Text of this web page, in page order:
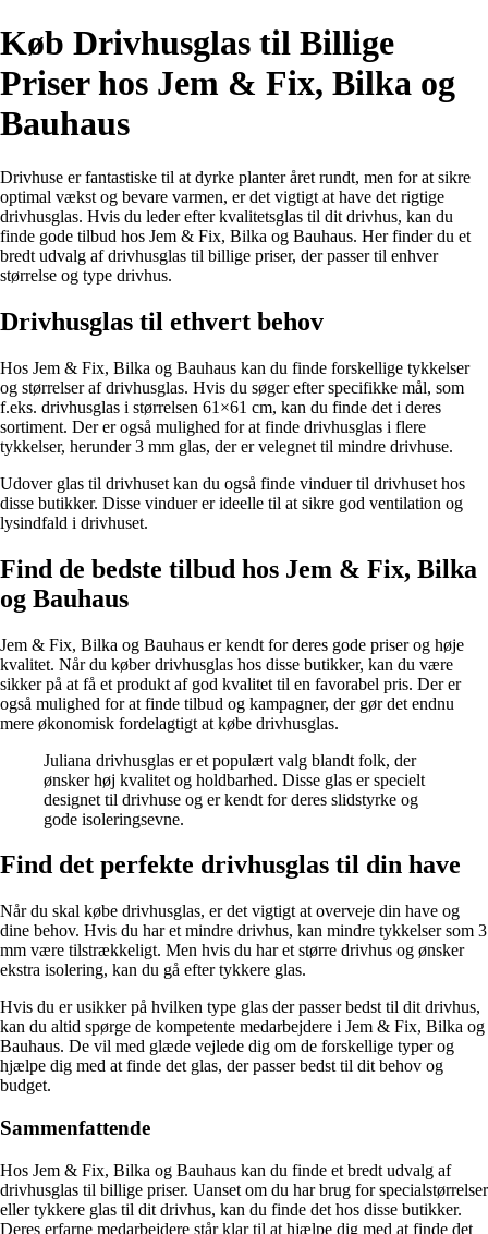
Køb Drivhusglas til Billige
Priser hos Jem & Fix, Bilka og
Bauhaus
Drivhuse er fantastiske til at dyrke planter året rundt, men for at sikre
optimal vækst og bevare varmen, er det vigtigt at have det rigtige
drivhusglas. Hvis du leder efter kvalitetsglas til dit drivhus, kan du
finde gode tilbud hos Jem & Fix, Bilka og Bauhaus. Her finder du et
bredt udvalg af drivhusglas til billige priser, der passer til enhver
størrelse og type drivhus.
Drivhusglas til ethvert behov
Hos Jem & Fix, Bilka og Bauhaus kan du finde forskellige tykkelser
og størrelser af drivhusglas. Hvis du søger efter specifikke mål, som
f.eks. drivhusglas i størrelsen 61×61 cm, kan du finde det i deres
sortiment. Der er også mulighed for at finde drivhusglas i flere
tykkelser, herunder 3 mm glas, der er velegnet til mindre drivhuse.
Udover glas til drivhuset kan du også finde vinduer til drivhuset hos
disse butikker. Disse vinduer er ideelle til at sikre god ventilation og
lysindfald i drivhuset.
Find de bedste tilbud hos Jem & Fix, Bilka
og Bauhaus
Jem & Fix, Bilka og Bauhaus er kendt for deres gode priser og høje
kvalitet. Når du køber drivhusglas hos disse butikker, kan du være
sikker på at få et produkt af god kvalitet til en favorabel pris. Der er
også mulighed for at finde tilbud og kampagner, der gør det endnu
mere økonomisk fordelagtigt at købe drivhusglas.
Juliana drivhusglas er et populært valg blandt folk, der
ønsker høj kvalitet og holdbarhed. Disse glas er specielt
designet til drivhuse og er kendt for deres slidstyrke og
gode isoleringsevne.
Find det perfekte drivhusglas til din have
Når du skal købe drivhusglas, er det vigtigt at overveje din have og
dine behov. Hvis du har et mindre drivhus, kan mindre tykkelser som 3
mm være tilstrækkeligt. Men hvis du har et større drivhus og ønsker
ekstra isolering, kan du gå efter tykkere glas.
Hvis du er usikker på hvilken type glas der passer bedst til dit drivhus,
kan du altid spørge de kompetente medarbejdere i Jem & Fix, Bilka og
Bauhaus. De vil med glæde vejlede dig om de forskellige typer og
hjælpe dig med at finde det glas, der passer bedst til dit behov og
budget.
Sammenfattende
Hos Jem & Fix, Bilka og Bauhaus kan du finde et bredt udvalg af
drivhusglas til billige priser. Uanset om du har brug for specialstørrelser
eller tykkere glas til dit drivhus, kan du finde det hos disse butikker.
Deres erfarne medarbejdere står klar til at hjælpe dig med at finde det